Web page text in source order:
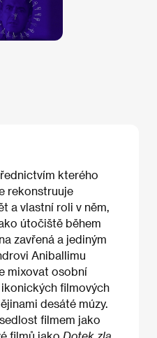
kterého
rekonstruuje
a vlastní roli v něm,
útočiště během
zavřená a jediným
Aniballimu
mixovat osobní
filmových
desáté múzy.
filmem jako
filmů jako Dotek zla